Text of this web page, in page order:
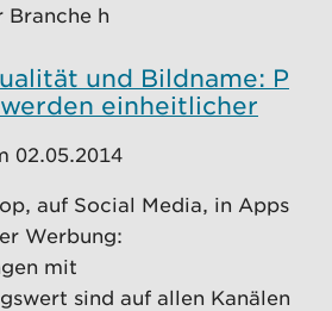
Branche h
und Bildname: P
einheitlicher
02.05.2014
auf Social Media, in Apps
Werbung:
mit
sind auf allen Kanälen